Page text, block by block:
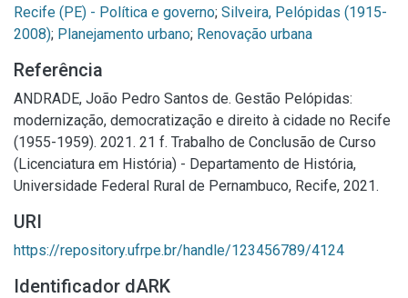
Recife (PE) - Política e governo; Silveira, Pelópidas (1915-
2008); Planejamento urbano; Renovação urbana
Referência
ANDRADE, João Pedro Santos de. Gestão Pelópidas:
modernização, democratização e direito à cidade no Recife
(1955-1959). 2021. 21 f. Trabalho de Conclusão de Curso
(Licenciatura em História) - Departamento de História,
Universidade Federal Rural de Pernambuco, Recife, 2021.
URI
https://repository.ufrpe.br/handle/123456789/4124
Identificador dARK